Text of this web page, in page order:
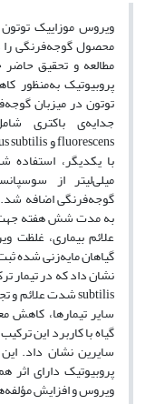
محصول گوجه‌فرنگی
مطالعه و تحقیق حاضر
پروبیوتیک به‌منظور
توتون در میزبان
میلی‌لیتر از
به مدت شش هفته جهت
علائم بیماری،
گیاهان مایه‌زنی شده
سایر تیمارها،
گیاه با کاربرد این
سایرین نشان داد. این
پروبیوتیک دارای
ویروس و افزایش